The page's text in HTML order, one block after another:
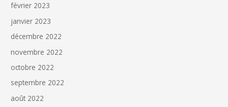
février 2023
janvier 2023
décembre 2022
novembre 2022
octobre 2022
septembre 2022
août 2022